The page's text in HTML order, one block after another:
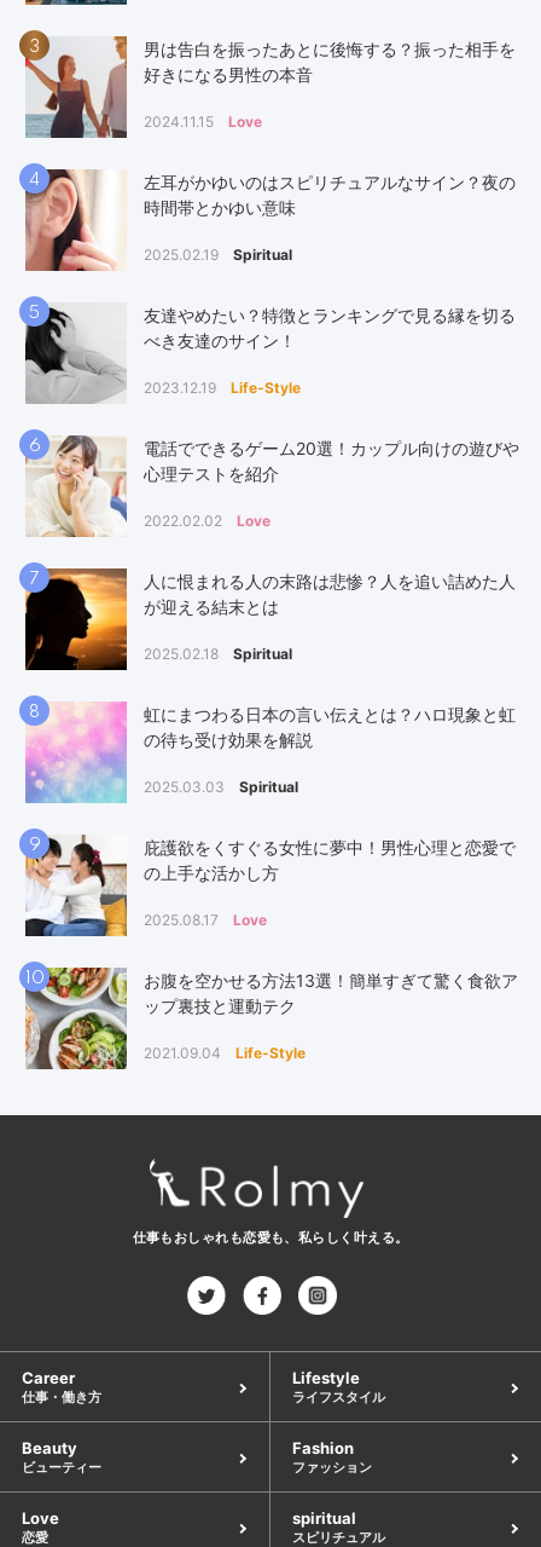
3
男は告白を振ったあとに後悔する？振った相手を
好きになる男性の本音
2024.11.15 Love
4
左耳がかゆいのはスピリチュアルなサイン？夜の
時間帯とかゆい意味
2025.02.19 Spiritual
5
友達やめたい？特徴とランキングで見る縁を切る
べき友達のサイン！
2023.12.19 Life-Style
6
電話でできるゲーム20選！カップル向けの遊びや
心理テストを紹介
2022.02.02 Love
7
人に恨まれる人の末路は悲惨？人を追い詰めた人
が迎える結末とは
2025.02.18 Spiritual
8
虹にまつわる日本の言い伝えとは？ハロ現象と虹
の待ち受け効果を解説
2025.03.03 Spiritual
9
庇護欲をくすぐる女性に夢中！男性心理と恋愛で
の上手な活かし方
2025.08.17 Love
10
お腹を空かせる方法13選！簡単すぎて驚く食欲ア
ップ裏技と運動テク
2021.09.04 Life-Style
仕事もおしゃれも恋愛も、 私らしく叶える。
Career
仕事・働き方
Lifestyle
ライフスタイル
Beauty
ビューティー
Fashion
ファッション
Love
恋愛
spiritual
スピリチュアル